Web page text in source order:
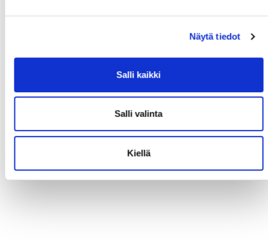
Näytä tiedot
Salli kaikki
Salli valinta
Kiellä